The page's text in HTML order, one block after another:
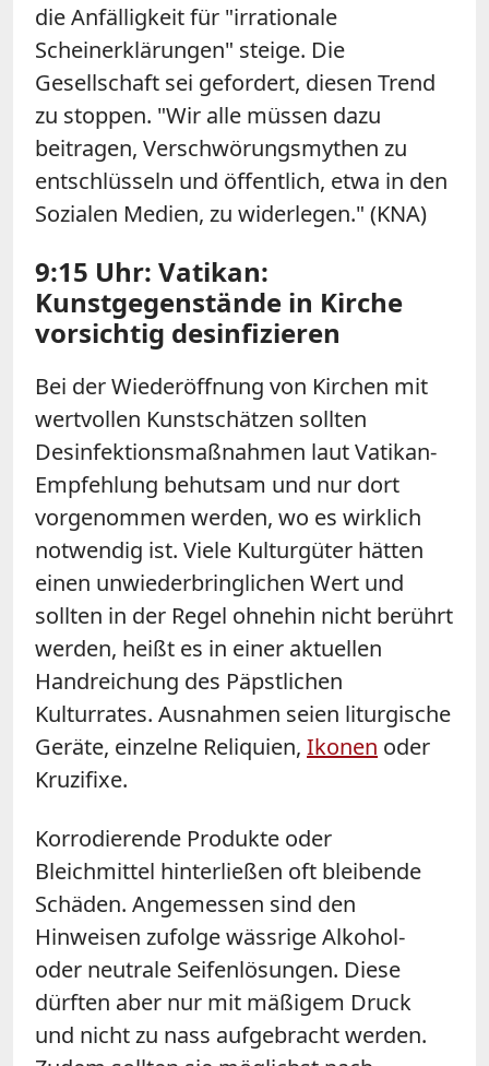
die Anfälligkeit für "irrationale
Scheinerklärungen" steige. Die
Gesellschaft sei gefordert, diesen Trend
zu stoppen. "Wir alle müssen dazu
beitragen, Verschwörungsmythen zu
entschlüsseln und öffentlich, etwa in den
Sozialen Medien, zu widerlegen." (KNA)
9:15 Uhr: Vatikan:
Kunstgegenstände in Kirche
vorsichtig desinfizieren
Bei der Wiederöffnung von Kirchen mit
wertvollen Kunstschätzen sollten
Desinfektionsmaßnahmen laut Vatikan-
Empfehlung behutsam und nur dort
vorgenommen werden, wo es wirklich
notwendig ist. Viele Kulturgüter hätten
einen unwiederbringlichen Wert und
sollten in der Regel ohnehin nicht berührt
werden, heißt es in einer aktuellen
Handreichung des Päpstlichen
Kulturrates. Ausnahmen seien liturgische
Geräte, einzelne Reliquien, Ikonen oder
Kruzifixe.
Korrodierende Produkte oder
Bleichmittel hinterließen oft bleibende
Schäden. Angemessen sind den
Hinweisen zufolge wässrige Alkohol-
oder neutrale Seifenlösungen. Diese
dürften aber nur mit mäßigem Druck
und nicht zu nass aufgebracht werden.